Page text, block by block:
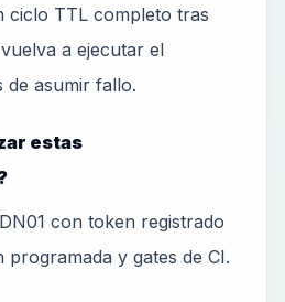
ciclo TTL completo tras
a ejecutar el
asumir fallo.
estas
con token registrado
y gates de CI.